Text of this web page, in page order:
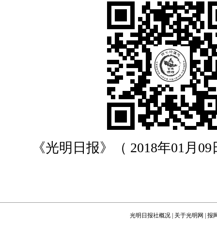
《光明日报》（ 2018年01月09
光明日报社概况 关于光明网 报